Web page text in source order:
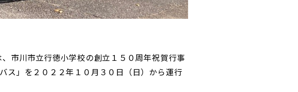
市川市立行徳小学校の創立１５０周年祝賀行事
ス」を２０２２年１０月３０日（日）から運行